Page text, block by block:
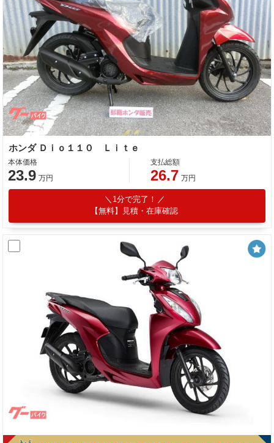
ホンダ Ｄｉｏ１１０ Ｌｉｔｅ
本体価格
23.9 万円
支払総額
26.7 万円
1分で完了！
【無料】見積・在庫確認